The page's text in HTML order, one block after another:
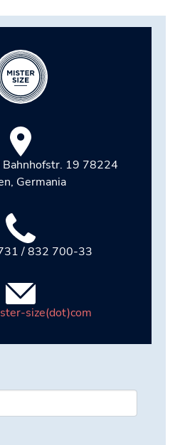
Bahnhofstr. 19 78224
Germania
/ 832 700-33
size(dot)com